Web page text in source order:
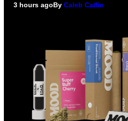
3 hours agoBy Caleb Catlin